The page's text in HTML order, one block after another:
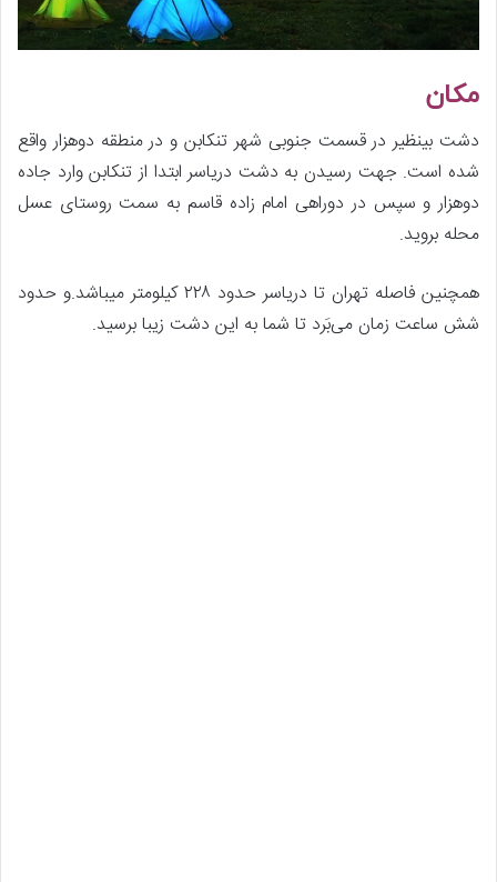
مکان
دشت بینظیر در قسمت جنوبی شهر تنکابن و در منطقه دوهزار واقع
شده است. جهت رسیدن به دشت دریاسر ابتدا از تنکابن وارد جاده
دوهزار و سپس در دوراهی امام زاده قاسم به سمت روستای عسل
محله بروید.
همچنین فاصله تهران تا دریاسر حدود ۲۲۸ کیلومتر میباشد.و حدود
شش ساعت زمان می‌بَرد تا شما به این دشت زیبا برسید.